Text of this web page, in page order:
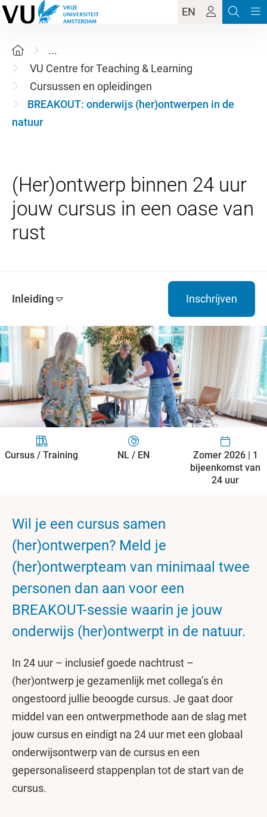
EN
...
VU Centre for Teaching & Learning
Cursussen en opleidingen
BREAKOUT: onderwijs (her)ontwerpen in de
natuur
(Her)ontwerp binnen 24 uur
jouw cursus in een oase van
Inleiding Inschrijven
Cursus / Training NL / EN
Zomer 2026 | 1
bijeenkomst van
24 uur
Wil je een cursus samen
(her)ontwerpen? Meld je
(her)ontwerpteam van minimaal twee
personen dan aan voor een
BREAKOUT-sessie waarin je jouw
onderwijs (her)ontwerpt in de natuur.
In 24 uur – inclusief goede nachtrust –
(her)ontwerp je gezamenlijk met collega’s én
ongestoord jullie beoogde cursus. Je gaat door
middel van een ontwerpmethode aan de slag met
jouw cursus en eindigt na 24 uur met een globaal
onderwijsontwerp van de cursus en een
gepersonaliseerd stappenplan tot de start van de
cursus.